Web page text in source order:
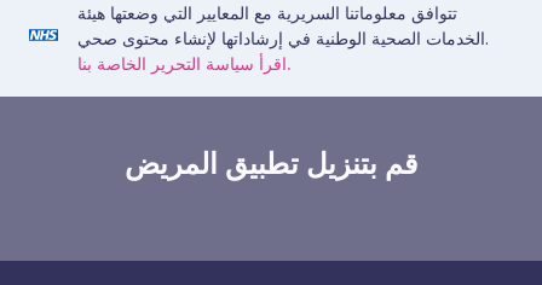
تتوافق معلوماتنا السريرية مع المعايير التي وضعتها هيئة
الخدمات الصحية الوطنية في إرشاداتها لإنشاء محتوى صحي.
اقرأ سياسة التحرير الخاصة بنا.
قم بتنزيل تطبيق المريض